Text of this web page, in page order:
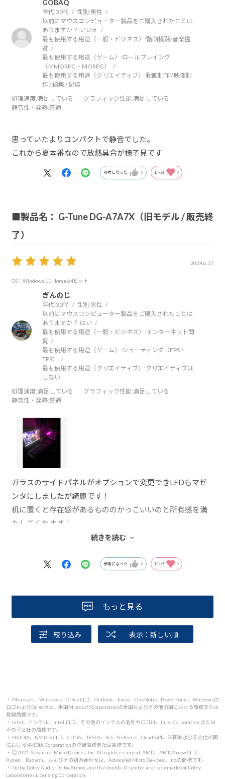
GOBAQ
年代:30代 性別:男性
以前にマウスコンピューター製品をご購入されたことは
ありますか？: いいえ
最も使用する用途（一般・ビジネス）:動画視聴/音楽鑑
賞
最も使用する用途（ゲーム）:ロールプレイング
（MMORPG・MORPG）
最も使用する用途（クリエイティブ）:動画制作 / 映像制
作 / 編集 / 配信
処理速度:満足している グラフィック性能:満足している
静音性・発熱:普通
思っていたよりコンパクトで静音でした。
これから夏本番なので放熱具合が様子見です
参考になった 0 Like! 0
■製品名： G-Tune DG-A7A7X（旧モデル / 販売終
了）
2024.6.17
OS：Windows 11 Home 64ビット
ぎんのじ
年代:30代 性別:男性
以前にマウスコンピューター製品をご購入されたことは
ありますか？:はい
最も使用する用途（一般・ビジネス）:インターネット閲
覧
最も使用する用途（ゲーム）:シューティング（FPS・
TPS）
最も使用する用途（クリエイティブ）:クリエイティブは
しない
処理速度:満足している グラフィック性能:満足している
静音性・発熱:普通
ガラスのサイドパネルがオプションで変更できLEDもマゼ
ンタにしましたが綺麗です！
机に置くと存在感があるもののかっこいいのと所有感を満
たしてくれます！
初めてのゲーミングPCなのですがゲームの使用もサクサク
うな楽しさがあり感動しました！！
続きを読む
参考になった 0 Like! 0
もっと見る
絞り込み 表示：新しい順
・ Microsoft、Windows、Officeロゴ、Outlook、Excel、OneNote、PowerPoint、Windowsの
ロゴおよびDirectXは、米国Microsoft Corporationの米国およびその他の国における商標または
登録商標です。
・ Intel、インテル、Intel ロゴ、その他のインテルの名称やロゴは、Intel Corporation または
その子会社の商標です。
・ NVIDIA、NVIDIAロゴ、CUDA、TESLA、SLI、GeForce、Quadroは、米国およびその他の国
におけるNVIDIA Corporationの登録商標または商標です。
・ 🄫2021 Advanced Micro Devices, Inc. All rights reserved. AMD、AMD Arrowロゴ、
Ryzen、Radeon、およびその組み合わせは、Advanced Micro Devices、Inc.の商標です。
・ Dolby, Dolby Audio, Dolby Atmos, and the double-D symbol are trademarks of Dolby
Laboratories Licensing Corporation.